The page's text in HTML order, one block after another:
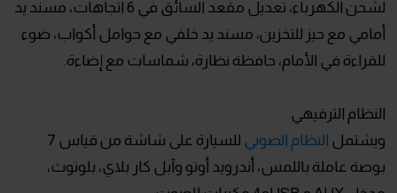
لشحن الكهرباء، تعديل مقعد السائق في 6 اتجاهات، مسند يد
أمامي مع حيز للتخزين، مسند يد خلفي مع حوامل أكواب، ضوء
للقراءة في الأمام، حافظة نظارة، شماسات مع إضاءة.
النظام الترفيهي
ويشتمل النظام الصوتي
للسيارة على شاشة من قياس 7
بوصة عاملة باللمس، أندرويد أوتو وآبل كار بلاي، بلوتوث،